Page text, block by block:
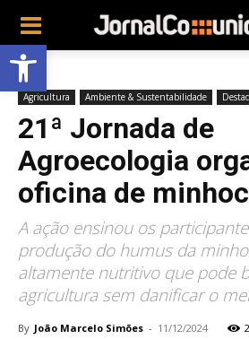
Abrir a barra de ferramentas
Agricultura Ambiente & Sustentabilidade
21ª Jornada de
Agroecologia
oficina de
A ação ensinou os
produção do humus da
altamente nutritivo que pode
agricultura sem danificar o
By João Marcelo Simões - 11/12/2024